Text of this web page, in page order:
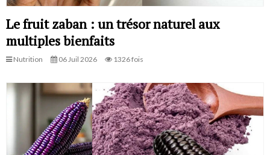
Le fruit zaban : un trésor naturel aux
multiples bienfaits
Nutrition 06 Juil 2026 1326 fois